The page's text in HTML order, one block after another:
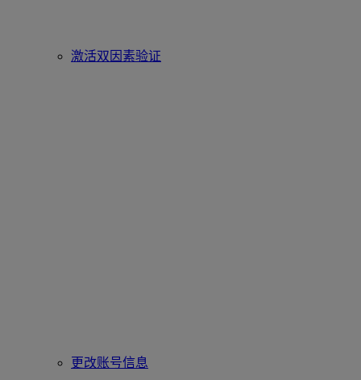
激活双因素验证
更改账号信息